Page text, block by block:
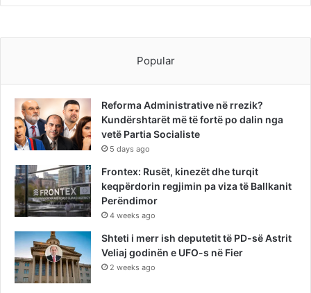
Popular
Reforma Administrative në rrezik?
Kundërshtarët më të fortë po dalin nga
vetë Partia Socialiste
5 days ago
Frontex: Rusët, kinezët dhe turqit
keqpërdorin regjimin pa viza të Ballkanit
Perëndimor
4 weeks ago
Shteti i merr ish deputetit të PD-së Astrit
Veliaj godinën e UFO-s në Fier
2 weeks ago